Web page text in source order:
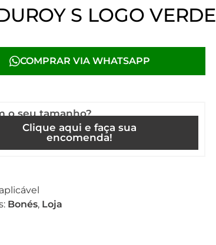
S LOGO VERDE
COMPRAR VIA WHATSAPP
o seu tamanho?
Clique aqui e faça sua
encomenda!
Bonés, Loja